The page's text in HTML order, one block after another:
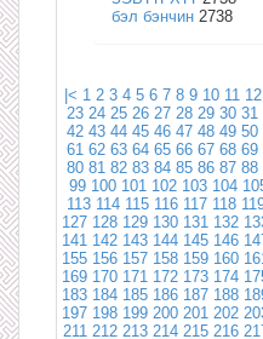
бэл бэнчин 2738
|< 1 2 3 4 5 6 7 8 9 10 11 12
23 24 25 26 27 28 29 30 31
42 43 44 45 46 47 48 49 50
61 62 63 64 65 66 67 68 69
80 81 82 83 84 85 86 87 88
99 100 101 102 103 104
113 114 115 116 117 118
127 128 129 130 131 132
141 142 143 144 145 146
155 156 157 158 159 160
169 170 171 172 173 174
183 184 185 186 187 188
197 198 199 200 201 202
211 212 213 214 215 216